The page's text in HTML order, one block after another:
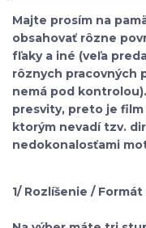
Majte prosím na
obsahovať rôzne
fľaky a iné (veľa
rôznych pracovných
nemá pod
presvity, preto je
ktorým nevadí tzv.
nedokonalosťami
1/ Rozlíšenie /